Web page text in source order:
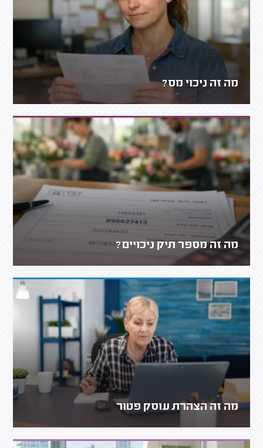
מה זה ניכוי מס?
מה זה מספר תיק ניכויים?
מה זה הצהרת עוסק פטור